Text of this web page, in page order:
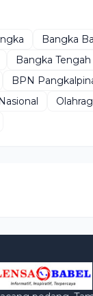
Bangka
Bangka Tengah
BPN
Nasional